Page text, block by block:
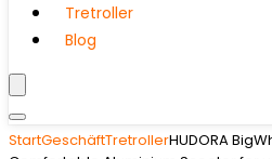
Tretroller
Blog
StartGeschäftTretrollerHUDORA